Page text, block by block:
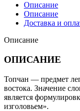
Описание
Описание
Доставка и
Описание
ОПИСАНИЕ
Топчан — предмет
востока. Значение
является
изголовьем».